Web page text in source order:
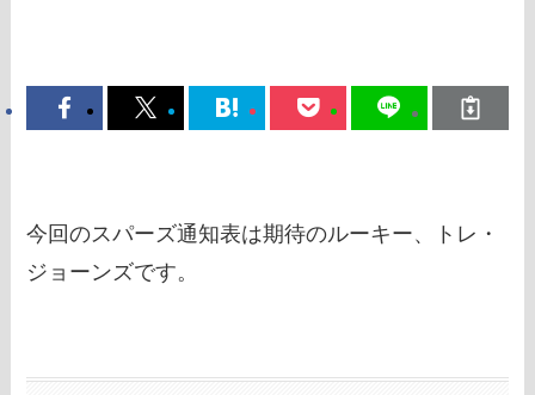
今回のスパーズ通知表は期待のルーキー、トレ・
ジョーンズです。